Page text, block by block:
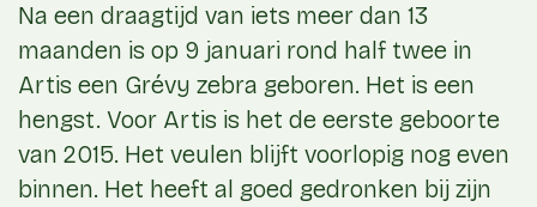
Na een draagtijd van iets meer dan 13
maanden is op 9 januari rond half twee in
Artis een Grévy zebra geboren. Het is een
hengst. Voor Artis is het de eerste geboorte
van 2015. Het veulen blijft voorlopig nog even
binnen. Het heeft al goed gedronken bij zijn